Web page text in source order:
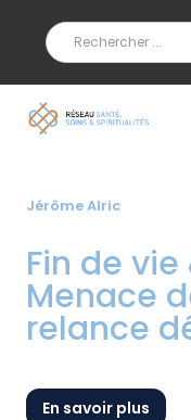
Jérôme Alric
Fin de
Menace
relance
En savoir plus